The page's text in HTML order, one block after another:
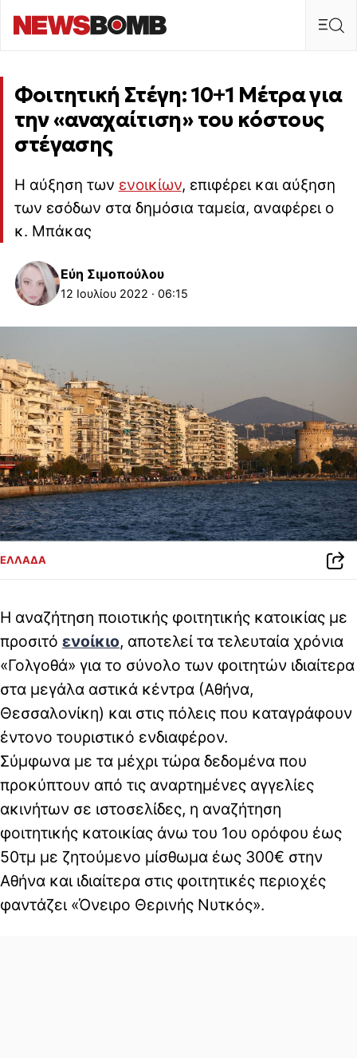
Φοιτητική Στέγη: 10+1 Μέτρα για
την «αναχαίτιση» του κόστους
στέγασης
Η αύξηση των ενοικίων, επιφέρει και αύξηση
των εσόδων στα δημόσια ταμεία, αναφέρει ο
κ. Μπάκας
Εύη Σιμοπούλου
12 Ιουλίου 2022 · 06:15
ΕΛΛΑΔΑ
Η αναζήτηση ποιοτικής φοιτητικής κατοικίας με
προσιτό ενοίκιο, αποτελεί τα τελευταία χρόνια
«Γολγοθά» για το σύνολο των φοιτητών ιδιαίτερα
στα μεγάλα αστικά κέντρα (Αθήνα,
Θεσσαλονίκη) και στις πόλεις που καταγράφουν
έντονο τουριστικό ενδιαφέρον.
Σύμφωνα με τα μέχρι τώρα δεδομένα που
προκύπτουν από τις αναρτημένες αγγελίες
ακινήτων σε ιστοσελίδες, η αναζήτηση
φοιτητικής κατοικίας άνω του 1ου ορόφου έως
50τμ με ζητούμενο μίσθωμα έως 300€ στην
Αθήνα και ιδιαίτερα στις φοιτητικές περιοχές
φαντάζει «Όνειρο Θερινής Νυτκός».